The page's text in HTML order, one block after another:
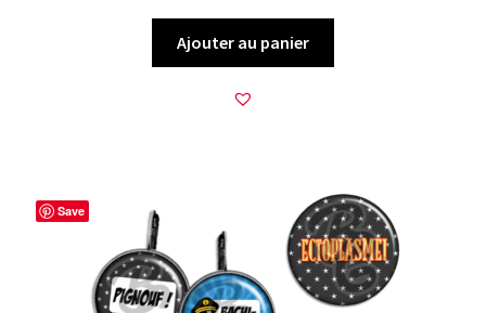
Ajouter au panier
Save